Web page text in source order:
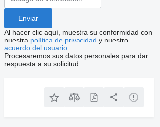
Al hacer clic aquí, muestra su conformidad con
nuestra política de privacidad y nuestro
acuerdo del usuario
Procesaremos sus datos personales para dar
respuesta a su solicitud.